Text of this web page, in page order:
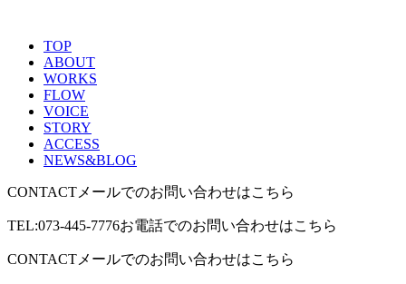
TOP
ABOUT
WORKS
FLOW
VOICE
STORY
ACCESS
NEWS&BLOG
CONTACT メールでのお問い合わせはこちら
TEL:073-445-7776お電話でのお問い合わせはこちら
CONTACT メールでのお問い合わせはこちら